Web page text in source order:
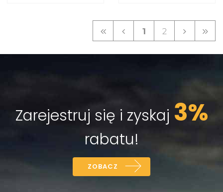
1 2
Zarejestruj się i zyskaj 3%
rabatu!
ZOBACZ